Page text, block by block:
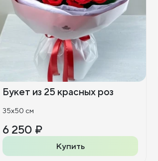
Букет из 25 красных роз
35x50 см
6 250 ₽
Купить